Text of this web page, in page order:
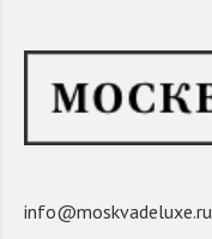
info@moskvadeluxe.ru